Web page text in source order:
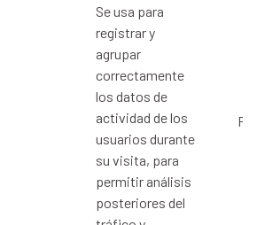
Se usa para
registrar y
agrupar
correctamente
los datos de
actividad de los
usuarios durante
su visita, para
permitir análisis
posteriores del